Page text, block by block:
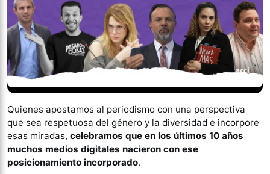
Quienes apostamos al periodismo con una perspectiva
que sea respetuosa del género y la diversidad e incorpore
esas miradas, celebramos que en los últimos 10 años
muchos medios digitales nacieron con ese
posicionamiento incorporado.